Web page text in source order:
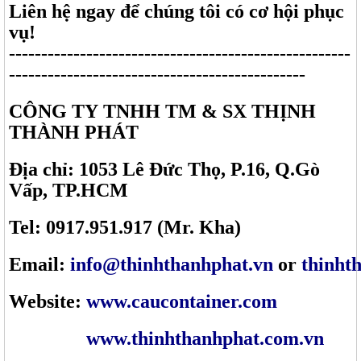
Liên hệ ngay để chúng tôi có cơ hội phục
vụ!
-----------------------------------------------------
----------------------------------------------
CÔNG TY TNHH TM & SX THỊNH
THÀNH PHÁT
Địa chỉ: 1053 Lê Đức Thọ, P.16, Q.Gò
Vấp, TP.HCM
Tel: 0917.951.917 (Mr. Kha)
Email: info@thinhthanhphat.vn or
Website: www.caucontainer.com
www.thinhthanhphat.com.vn